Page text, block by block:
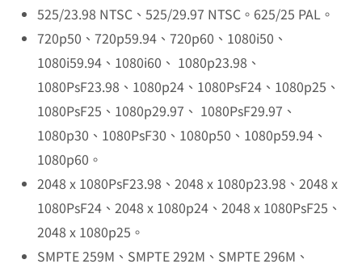
525/23.98 NTSC、525/29.97 NTSC。625/25 PAL。
720p50、720p59.94、720p60、1080i50、
1080i59.94、1080i60、 1080p23.98、
1080PsF23.98、1080p24、1080PsF24、1080p25、
1080PsF25、1080p29.97、 1080PsF29.97、
1080p30、1080PsF30、1080p50、1080p59.94、
1080p60。
2048 x 1080PsF23.98、2048 x 1080p23.98、2048 x
1080PsF24、2048 x 1080p24、2048 x 1080PsF25、
2048 x 1080p25。
SMPTE 259M、SMPTE 292M、SMPTE 296M、